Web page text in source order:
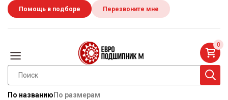
Помощь в подборе Перезвоните мне
По названию По размерам
0